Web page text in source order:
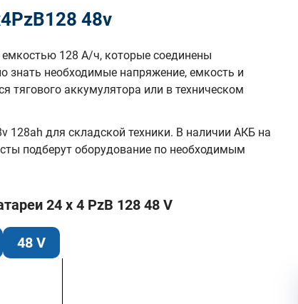
48v
128 А/ч, которые соединены
знать необходимые напряжение, емкость и
аккумулятора или в техническом
128ah для складской техники. В наличии АКБ на
подберут оборудование по необходимым
24 x 4 PzB 128 48 V
48 V